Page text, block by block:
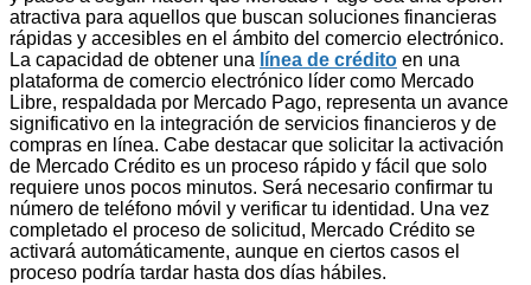
atractiva para aquellos que buscan soluciones financieras
rápidas y accesibles en el ámbito del comercio electrónico.
La capacidad de obtener una línea de crédito en una
plataforma de comercio electrónico líder como Mercado
Libre, respaldada por Mercado Pago, representa un avance
significativo en la integración de servicios financieros y de
compras en línea. Cabe destacar que solicitar la activación
de Mercado Crédito es un proceso rápido y fácil que solo
requiere unos pocos minutos. Será necesario confirmar tu
número de teléfono móvil y verificar tu identidad. Una vez
completado el proceso de solicitud, Mercado Crédito se
activará automáticamente, aunque en ciertos casos el
proceso podría tardar hasta dos días hábiles.